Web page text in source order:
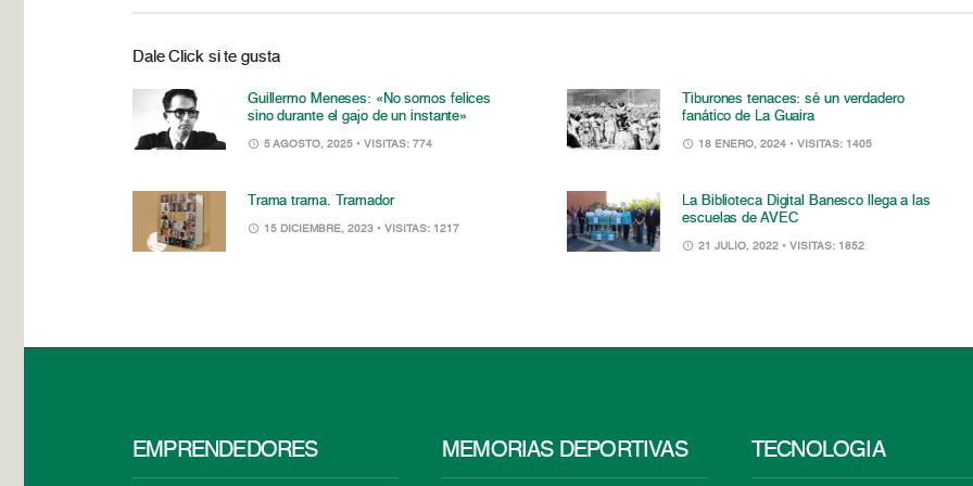
Dale Click si te gusta
Guillermo Meneses: «No somos felices
sino durante el gajo de un instante»
5 AGOSTO, 2025 • VISITAS: 774
Tiburones tenaces: sé un verdadero
fanático de La Guaira
18 ENERO, 2024 • VISITAS: 1405
Trama trama. Tramador
15 DICIEMBRE, 2023 • VISITAS: 1217
La Biblioteca Digital Banesco llega a las
escuelas de AVEC
21 JULIO, 2022 • VISITAS: 1852
EMPRENDEDORES MEMORIAS DEPORTIVAS TECNOLOGÍA